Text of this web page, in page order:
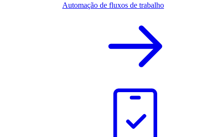
Automação de fluxos de trabalho